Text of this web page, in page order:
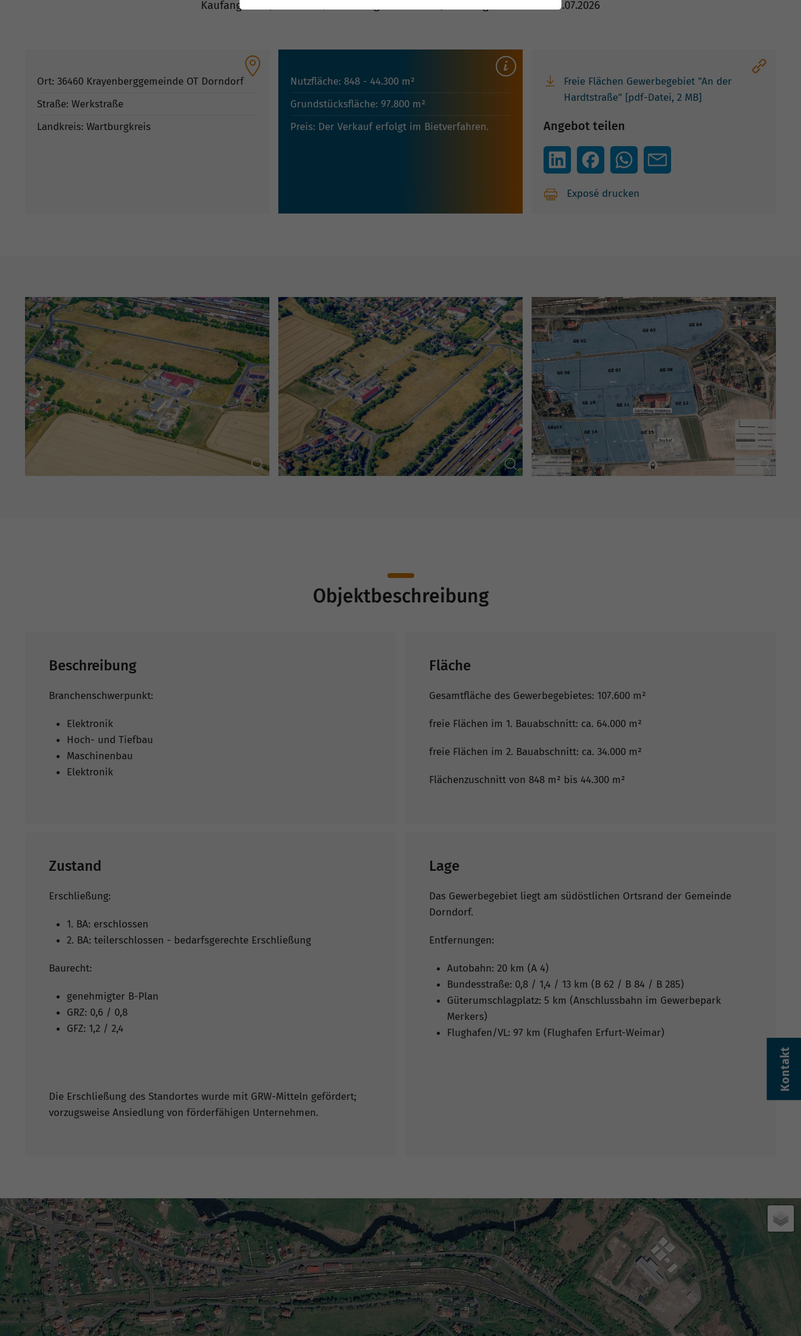
Kontakt
Kaufangebot | Gewerbe-/Industriegrundstücke | zuletzt geändert am: 15.07.2026
Ort: 36460 Krayenberggemeinde OT Dorndorf
Straße: Werkstraße
Landkreis: Wartburgkreis
Nutzfläche: 848 - 44.300 m²
Grundstücksfläche: 97.800 m²
Preis: Der Verkauf erfolgt im Bietverfahren.
Freie Flächen Gewerbegebiet "An der
Hardtstraße" [pdf-Datei, 2 MB]
Angebot teilen
Exposé drucken
Objektbeschreibung
Beschreibung
Branchenschwerpunkt:
Elektronik
Hoch- und Tiefbau
Maschinenbau
Elektronik
Fläche
Gesamtfläche des Gewerbegebietes: 107.600 m²
freie Flächen im 1. Bauabschnitt: ca. 64.000 m²
freie Flächen im 2. Bauabschnitt: ca. 34.000 m²
Flächenzuschnitt von 848 m² bis 44.300 m²
Zustand
Erschließung:
1. BA: erschlossen
2. BA: teilerschlossen - bedarfsgerechte Erschließung
Baurecht:
genehmigter B-Plan
GRZ: 0,6 / 0,8
GFZ: 1,2 / 2,4
Die Erschließung des Standortes wurde mit GRW-Mitteln gefördert;
vorzugsweise Ansiedlung von förderfähigen Unternehmen.
Lage
Das Gewerbegebiet liegt am südöstlichen Ortsrand der Gemeinde
Dorndorf.
Entfernungen:
Autobahn: 20 km (A 4)
Bundesstraße: 0,8 / 1,4 / 13 km (B 62 / B 84 / B 285)
Güterumschlagplatz: 5 km (Anschlussbahn im Gewerbepark
Merkers)
Flughafen/VL: 97 km (Flughafen Erfurt-Weimar)